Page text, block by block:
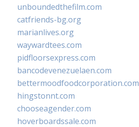
unboundedthefilm.com
catfriends-bg.org
marianlives.org
waywardtees.com
pidfloorsexpress.com
bancodevenezuelaen.com
bettermoodfoodcorporation.com
hingstonnt.com
chooseagender.com
hoverboardssale.com